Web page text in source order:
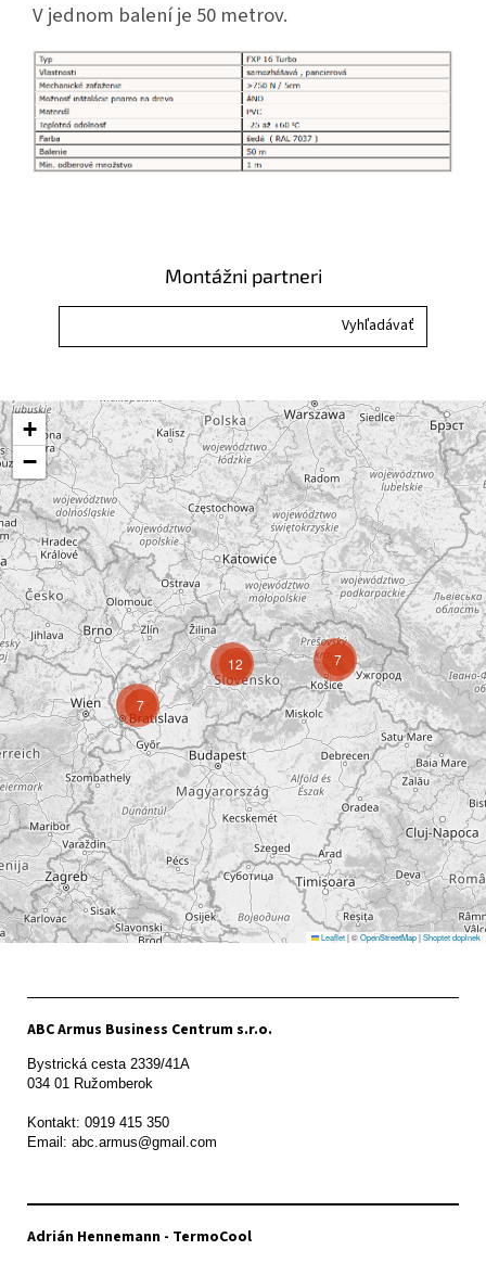
V jednom balení je 50 metrov.
Montážni partneri
7
7
12
+
−
Leaflet|©OpenStreetMap|Shoptet doplnek
ABC Armus Business Centrum s.r.o.
Bystrická cesta 2339/41A
034 01 Ružomberok
Kontakt: 0919 415 350
Adrián Hennemann - TermoCool